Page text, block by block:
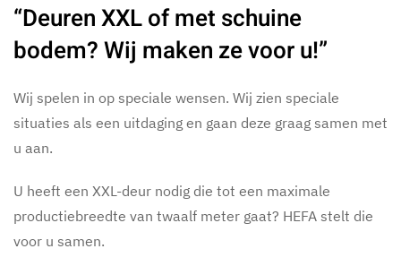
“Deuren XXL of met schuine
bodem? Wij maken ze voor u!”
Wij spelen in op speciale wensen. Wij zien speciale
situaties als een uitdaging en gaan deze graag samen met
u aan.
U heeft een XXL-deur nodig die tot een maximale
productiebreedte van twaalf meter gaat? HEFA stelt die
voor u samen.